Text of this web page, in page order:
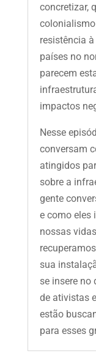
concretizar,
resistência
países no
parecem
impactos
Nesse
conversam
atingidos
sobre a
gente
e como eles
nossas
sua
se insere no
de ativistas
estão
para esses